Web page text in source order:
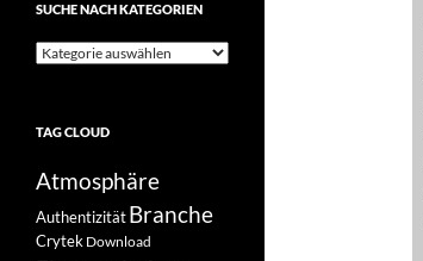
SUCHE NACH KATEGORIEN
Suche
TAG CLOUD
Atmosphäre
Authentizität Branche
Crytek Download